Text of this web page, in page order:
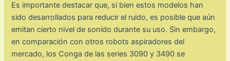
Es importante destacar que, si bien estos modelos han
sido desarrollados para reducir el ruido, es posible que aún
emitan cierto nivel de sonido durante su uso. Sin embargo,
en comparación con otros robots aspiradores del
mercado, los Conga de las series 3090 y 3490 se